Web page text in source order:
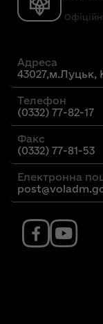
Адреса
43027,м.Луцьк,
Телефон
(0332) 77-82-17
Факс
(0332) 77-81-53
Електронна